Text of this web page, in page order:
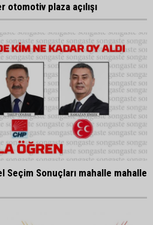
otomotiv plaza açılışı
Seçim Sonuçları mahalle mahalle